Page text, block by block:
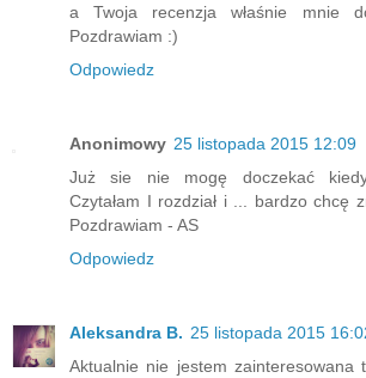
a Twoja recenzja właśnie mnie
Pozdrawiam :)
Odpowiedz
Anonimowy 25 listopada 2015 12:09
Już sie nie mogę doczekać
Czytałam I rozdział i ... bardzo chcę
Pozdrawiam - AS
Odpowiedz
Aleksandra B. 25 listopada 2015
Aktualnie nie jestem zainteresowana